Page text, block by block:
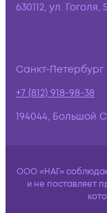
630112, ул. Гоголя,
Санкт-Петербург
+7 (812) 918-98-38
194044, Большой
ООО «НАГ»
и не поставляет